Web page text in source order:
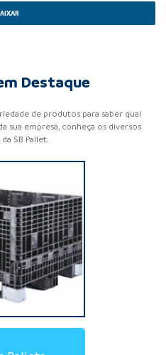
Destaque
de produtos para saber qual
sua empresa, conheça os diversos
SB Pallet.
Pallets de
Pallets de
de Racks